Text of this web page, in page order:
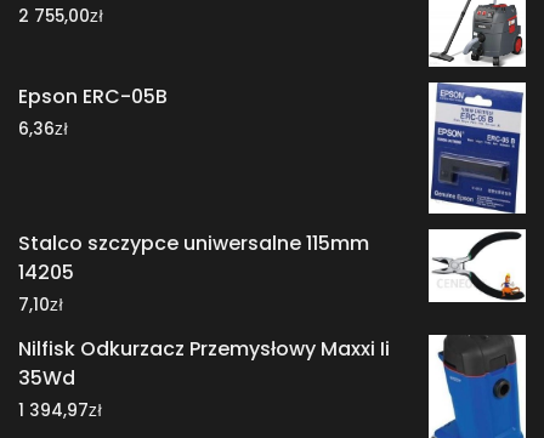
2 755,00zł
Epson ERC-05B
6,36zł
Stalco szczypce uniwersalne 115mm
14205
7,10zł
Nilfisk Odkurzacz Przemysłowy Maxxi Ii
35Wd
1 394,97zł